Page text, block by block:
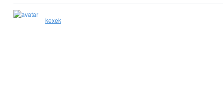
kexek